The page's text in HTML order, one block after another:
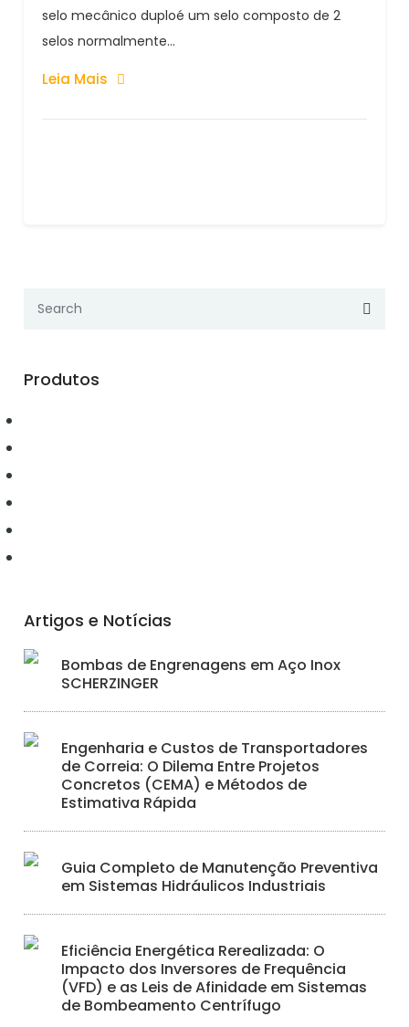
selo mecânico duploé um selo composto de 2
selos normalmente...
Leia Mais
Produtos
Artigos e Notícias
Bombas de Engrenagens em Aço Inox
SCHERZINGER
Engenharia e Custos de Transportadores
de Correia: O Dilema Entre Projetos
Concretos (CEMA) e Métodos de
Estimativa Rápida
Guia Completo de Manutenção Preventiva
em Sistemas Hidráulicos Industriais
Eficiência Energética Rerealizada: O
Impacto dos Inversores de Frequência
(VFD) e as Leis de Afinidade em Sistemas
de Bombeamento Centrífugo